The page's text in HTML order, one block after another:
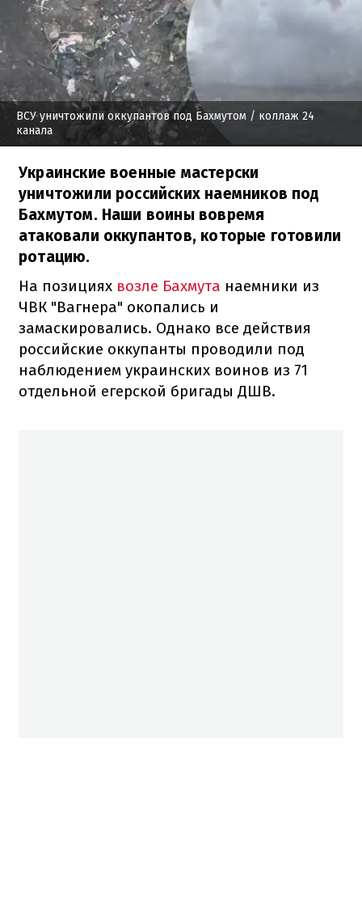
ВСУ уничтожили оккупантов под Бахмутом / коллаж 24
канала
Украинские военные мастерски
уничтожили российских наемников под
Бахмутом. Наши воины вовремя
атаковали оккупантов, которые готовили
ротацию.
На позициях возле Бахмута наемники из
ЧВК "Вагнера" окопались и
замаскировались. Однако все действия
российские оккупанты проводили под
наблюдением украинских воинов из 71
отдельной егерской бригады ДШВ.